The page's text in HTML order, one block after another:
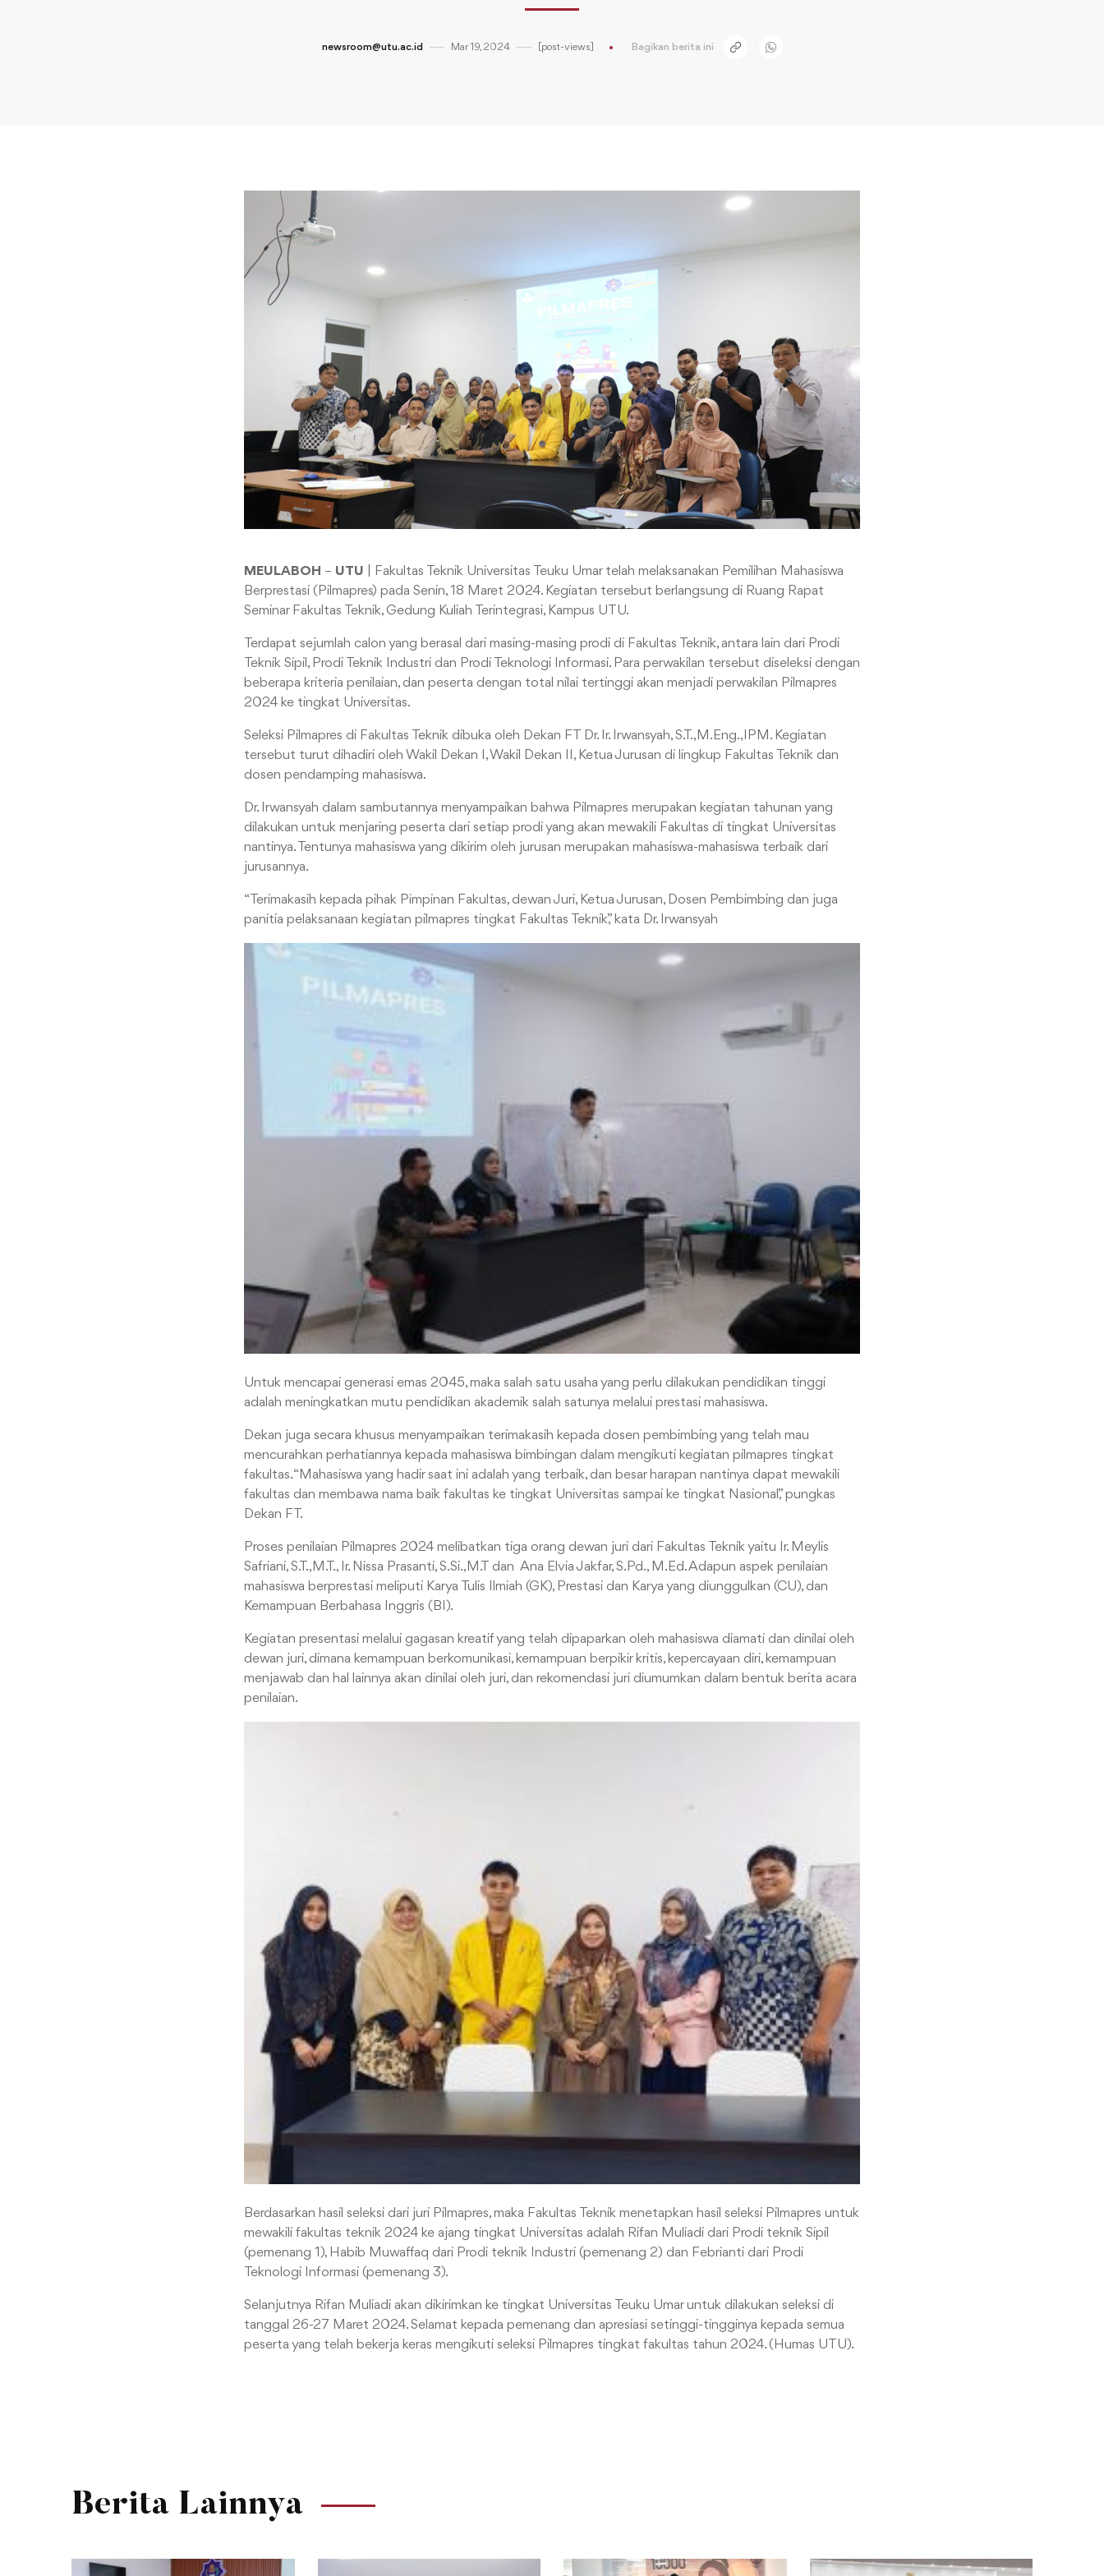
newsroom@utu.ac.id Mar 19, 2024 [post-views] Bagikan berita ini
MEULABOH – UTU | Fakultas Teknik Universitas Teuku Umar telah melaksanakan Pemilihan Mahasiswa
Berprestasi (Pilmapres) pada Senin, 18 Maret 2024. Kegiatan tersebut berlangsung di Ruang Rapat
Seminar Fakultas Teknik, Gedung Kuliah Terintegrasi, Kampus UTU.
Terdapat sejumlah calon yang berasal dari masing-masing prodi di Fakultas Teknik, antara lain dari Prodi
Teknik Sipil, Prodi Teknik Industri dan Prodi Teknologi Informasi. Para perwakilan tersebut diseleksi dengan
beberapa kriteria penilaian, dan peserta dengan total nilai tertinggi akan menjadi perwakilan Pilmapres
2024 ke tingkat Universitas.
Seleksi Pilmapres di Fakultas Teknik dibuka oleh Dekan FT Dr. Ir. Irwansyah, S.T.,M.Eng.,IPM. Kegiatan
tersebut turut dihadiri oleh Wakil Dekan I, Wakil Dekan II, Ketua Jurusan di lingkup Fakultas Teknik dan
dosen pendamping mahasiswa.
Dr. Irwansyah dalam sambutannya menyampaikan bahwa Pilmapres merupakan kegiatan tahunan yang
dilakukan untuk menjaring peserta dari setiap prodi yang akan mewakili Fakultas di tingkat Universitas
nantinya. Tentunya mahasiswa yang dikirim oleh jurusan merupakan mahasiswa-mahasiswa terbaik dari
jurusannya.
“Terimakasih kepada pihak Pimpinan Fakultas, dewan Juri, Ketua Jurusan, Dosen Pembimbing dan juga
panitia pelaksanaan kegiatan pilmapres tingkat Fakultas Teknik,” kata Dr. Irwansyah
Untuk mencapai generasi emas 2045, maka salah satu usaha yang perlu dilakukan pendidikan tinggi
adalah meningkatkan mutu pendidikan akademik salah satunya melalui prestasi mahasiswa.
Dekan juga secara khusus menyampaikan terimakasih kepada dosen pembimbing yang telah mau
mencurahkan perhatiannya kepada mahasiswa bimbingan dalam mengikuti kegiatan pilmapres tingkat
fakultas. “Mahasiswa yang hadir saat ini adalah yang terbaik, dan besar harapan nantinya dapat mewakili
fakultas dan membawa nama baik fakultas ke tingkat Universitas sampai ke tingkat Nasional,” pungkas
Dekan FT.
Proses penilaian Pilmapres 2024 melibatkan tiga orang dewan juri dari Fakultas Teknik yaitu Ir. Meylis
Safriani, S.T.,M.T., Ir. Nissa Prasanti, S.Si.,M.T dan Ana Elvia Jakfar, S.Pd., M.Ed. Adapun aspek penilaian
mahasiswa berprestasi meliputi Karya Tulis Ilmiah (GK), Prestasi dan Karya yang diunggulkan (CU), dan
Kemampuan Berbahasa Inggris (BI).
Kegiatan presentasi melalui gagasan kreatif yang telah dipaparkan oleh mahasiswa diamati dan dinilai oleh
dewan juri, dimana kemampuan berkomunikasi, kemampuan berpikir kritis, kepercayaan diri, kemampuan
menjawab dan hal lainnya akan dinilai oleh juri, dan rekomendasi juri diumumkan dalam bentuk berita acara
penilaian.
Berdasarkan hasil seleksi dari juri Pilmapres, maka Fakultas Teknik menetapkan hasil seleksi Pilmapres untuk
mewakili fakultas teknik 2024 ke ajang tingkat Universitas adalah Rifan Muliadi dari Prodi teknik Sipil
(pemenang 1), Habib Muwaffaq dari Prodi teknik Industri (pemenang 2) dan Febrianti dari Prodi
Teknologi Informasi (pemenang 3).
Selanjutnya Rifan Muliadi akan dikirimkan ke tingkat Universitas Teuku Umar untuk dilakukan seleksi di
tanggal 26-27 Maret 2024. Selamat kepada pemenang dan apresiasi setinggi-tingginya kepada semua
peserta yang telah bekerja keras mengikuti seleksi Pilmapres tingkat fakultas tahun 2024. (Humas UTU).
Berita Lainnya